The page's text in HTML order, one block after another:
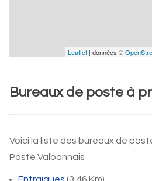
Leaflet | données ©
Bureaux de poste à
Voici la liste des bureaux de
Poste Valbonnais